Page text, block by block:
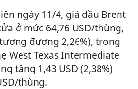
ngày 11/4, giá dầu Brent
ở mức 64,76 USD/thùng,
đương 2,26%), trong
West Texas Intermediate
tăng 1,43 USD (2,38%)
thùng.